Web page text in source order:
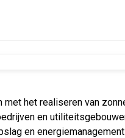
met het realiseren van
en
en